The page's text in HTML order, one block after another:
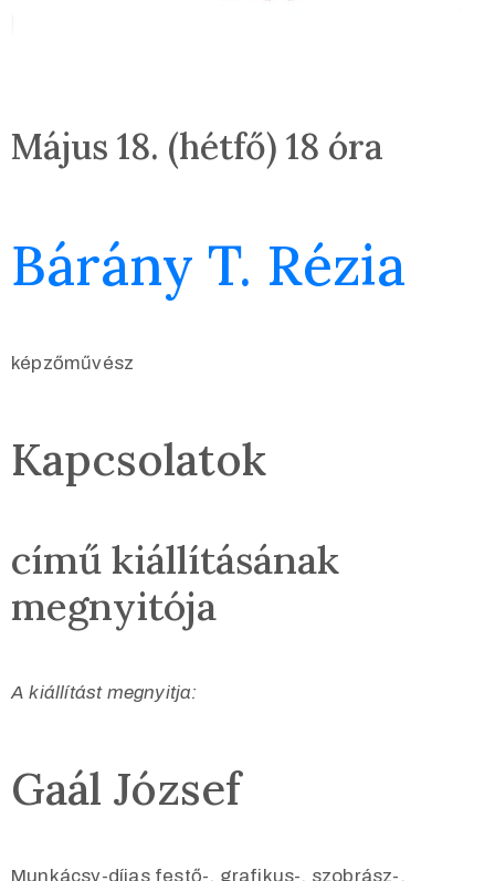
Május 18. (hétfő) 18 óra
Bárány T. Rézia
képzőművész
Kapcsolatok
című kiállításának
megnyitója
A kiállítást megnyitja:
Gaál József
Munkácsy-díjas festő-, grafikus-, szobrász-,